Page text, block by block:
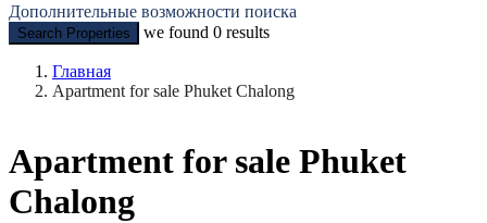
Дополнительные возможности поиска
Search Properties we found 0 results
Главная
Apartment for sale Phuket Chalong
Apartment for sale Phuket
Chalong